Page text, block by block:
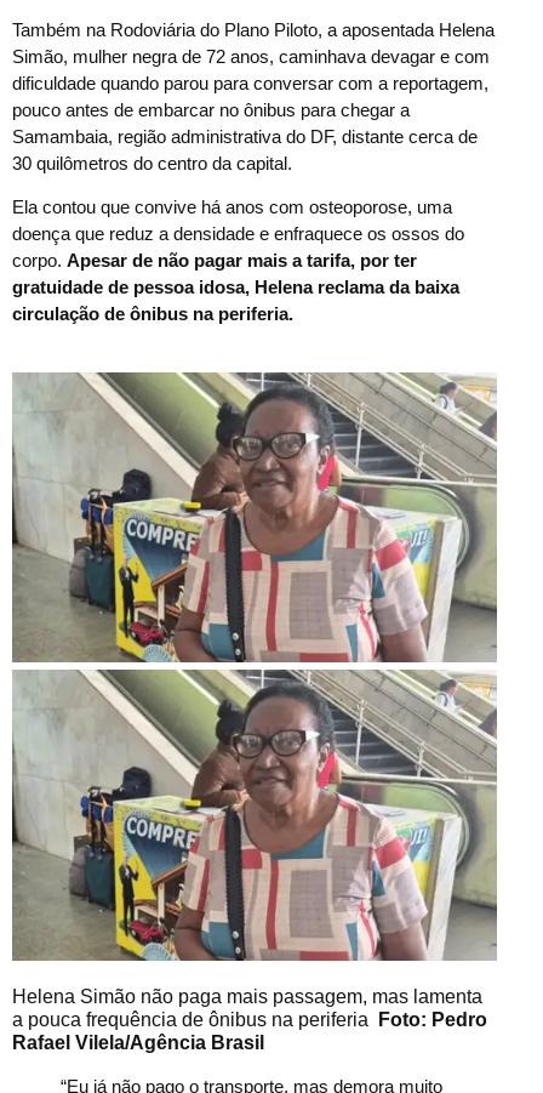
Também na Rodoviária do Plano Piloto, a aposentada Helena
Simão, mulher negra de 72 anos, caminhava devagar e com
dificuldade quando parou para conversar com a reportagem,
pouco antes de embarcar no ônibus para chegar a
Samambaia, região administrativa do DF, distante cerca de
30 quilômetros do centro da capital.
Ela contou que convive há anos com osteoporose, uma
doença que reduz a densidade e enfraquece os ossos do
corpo. Apesar de não pagar mais a tarifa, por ter
gratuidade de pessoa idosa, Helena reclama da baixa
circulação de ônibus na periferia.
Helena Simão não paga mais passagem, mas lamenta
a pouca frequência de ônibus na periferia
Foto: Pedro
Rafael Vilela/Agência Brasil
“Eu já não pago o transporte, mas demora muito